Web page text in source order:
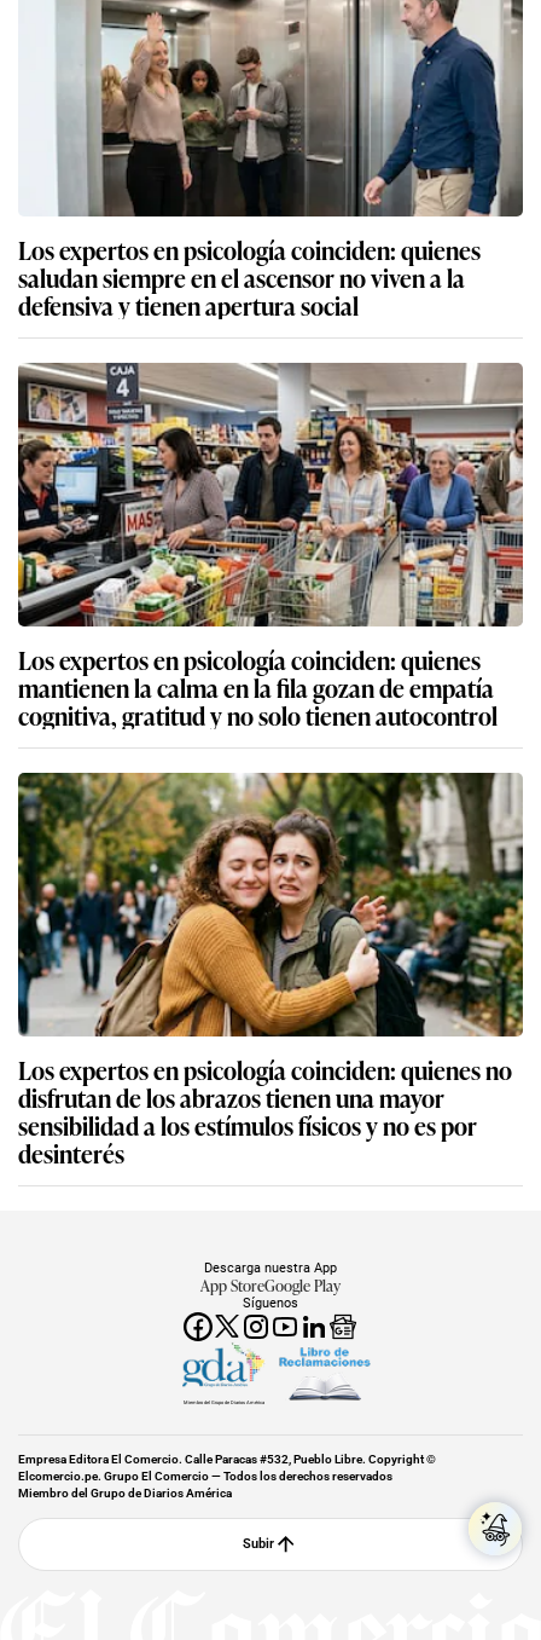
Los expertos en psicología coinciden: quienes
saludan siempre en el ascensor no viven a la
defensiva y tienen apertura social
Los expertos en psicología coinciden: quienes
mantienen la calma en la fila gozan de empatía
cognitiva, gratitud y no solo tienen autocontrol
Los expertos en psicología coinciden: quienes no
disfrutan de los abrazos tienen una mayor
sensibilidad a los estímulos físicos y no es por
desinterés
Síguenos
Descarga nuestra App
App StoreGoogle Play
Miembro del Grupo de Diarios América
Empresa Editora El Comercio. Calle Paracas #532, Pueblo Libre. Copyright ©
Elcomercio.pe. Grupo El Comercio — Todos los derechos reservados
Miembro del Grupo de Diarios América
Subir